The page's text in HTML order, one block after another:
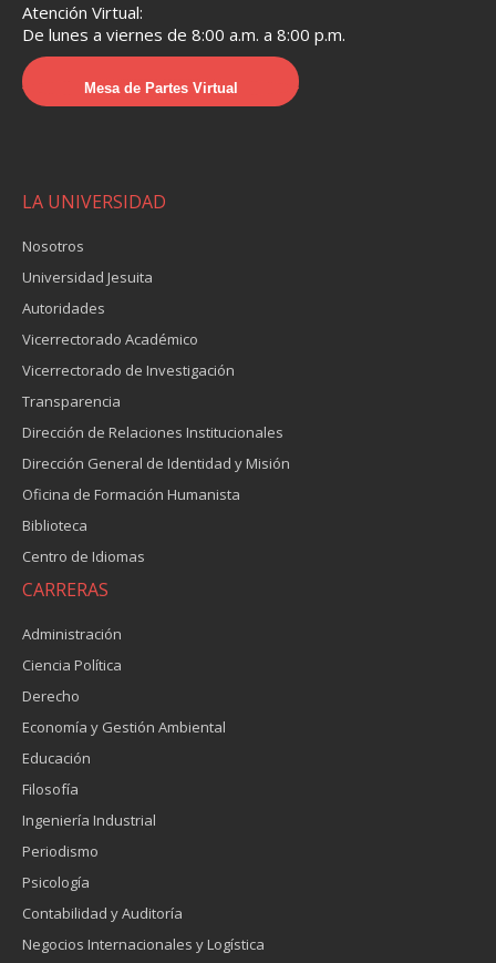
Atención Virtual:
De lunes a viernes de 8:00 a.m. a 8:00 p.m.
Mesa de Partes Virtual
LA UNIVERSIDAD
Nosotros
Universidad Jesuita
Autoridades
Vicerrectorado Académico
Vicerrectorado de Investigación
Transparencia
Dirección de Relaciones Institucionales
Dirección General de Identidad y Misión
Oficina de Formación Humanista
Biblioteca
Centro de Idiomas
CARRERAS
Administración
Ciencia Política
Derecho
Economía y Gestión Ambiental
Educación
Filosofía
Ingeniería Industrial
Periodismo
Psicología
Contabilidad y Auditoría
Negocios Internacionales y Logística